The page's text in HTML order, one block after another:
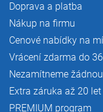
Doprava a platba
Nákup na firmu
Cenové nabídky na
Vrácení zdarma do
Nezamítneme
Extra záruka až 20 let
PREMIUM program